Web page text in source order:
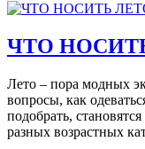
ЧТО
Лето – пора модных
вопросы, как
подобрать,
разных возрастных